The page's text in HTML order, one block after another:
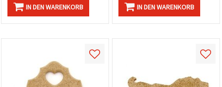
IN DEN WARENKORB IN DEN WARENKORB